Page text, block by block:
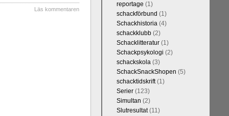
Hikaru
Det lär
skriverier i
Läs kommentaren
reportage (1)
schackförbund (1)
Schackhistoria(4)
schackklubb(2)
Schacklitteratur(1)
Schackpsykologi (2)
schackskola(3)
SchackSnackShopen (5)
schacktidskrift(1)
Serier(123)
Simultan (2)
Slutresultat(11)